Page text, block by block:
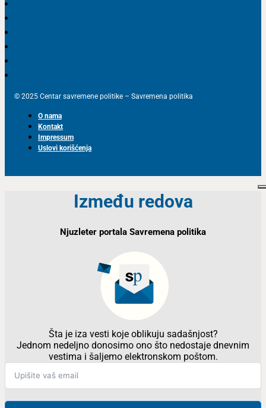
© 2025 Centar savremene politike – Savremena politika
O nama
Kontakt
Impressum
Uslovi korišćenja
Između redova
Njuzleter portala Savremena politika
Šta je iza vesti koje oblikuju sadašnjost?
Jednom nedeljno donosimo ono što nedostaje dnevnim
vestima i šaljemo elektronskom poštom.